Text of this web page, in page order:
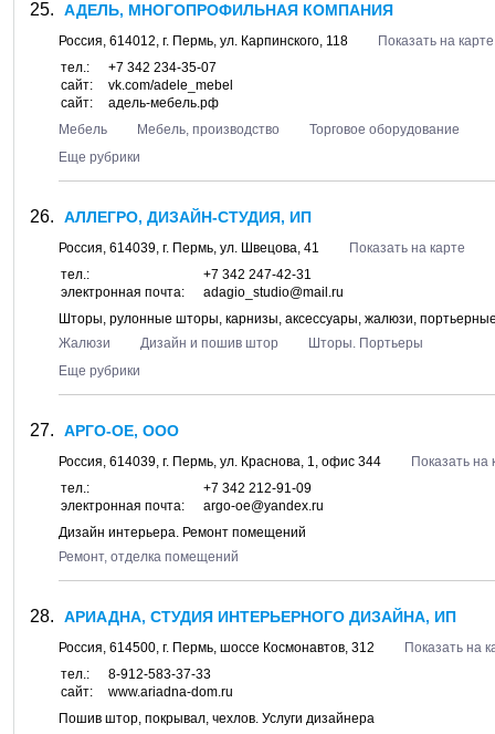
АДЕЛЬ, МНОГОПРОФИЛЬНАЯ КОМПАНИЯ
Россия, 614012, г. Пермь, ул. Карпинского, 118
Показать на карте
тел.:
+7 342 234-35-07
сайт:
vk.com/adele_mebel
сайт:
адель-мебель.рф
Мебель
Мебель, производство
Торговое оборудование
Еще рубрики
АЛЛЕГРО, ДИЗАЙН-СТУДИЯ, ИП
Россия, 614039, г. Пермь, ул. Швецова, 41
Показать на карте
тел.:
+7 342 247-42-31
электронная почта:
adagio_studio@mail.ru
Шторы, рулонные шторы, карнизы, аксессуары, жалюзи,
Жалюзи
Дизайн и пошив штор
Шторы. Портьеры
Еще рубрики
АРГО-ОЕ, ООО
Россия, 614039, г. Пермь, ул. Краснова, 1, офис 344
Показать на
тел.:
+7 342 212-91-09
электронная почта:
argo-oe@yandex.ru
Дизайн интерьера. Ремонт помещений
Ремонт, отделка помещений
АРИАДНА, СТУДИЯ ИНТЕРЬЕРНОГО ДИЗАЙНА, ИП
Россия, 614500, г. Пермь, шоссе Космонавтов, 312
Показать на
тел.:
8-912-583-37-33
сайт:
www.ariadna-dom.ru
Пошив штор, покрывал, чехлов. Услуги дизайнера